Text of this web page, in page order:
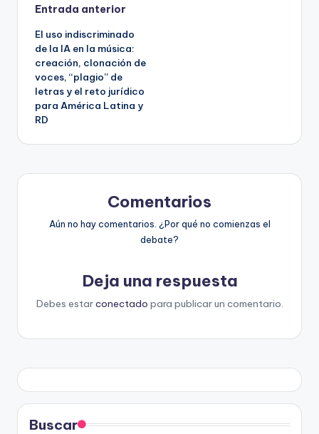
Navegación
de
entradas
Entrada anterior
El uso indiscriminado
de la IA en la música:
creación, clonación de
voces, “plagio” de
letras y el reto jurídico
para América Latina y
RD
Comentarios
Aún no hay comentarios. ¿Por qué no comienzas el
debate?
Deja una respuesta
Debes estarconectado para publicar un comentario.
Buscar